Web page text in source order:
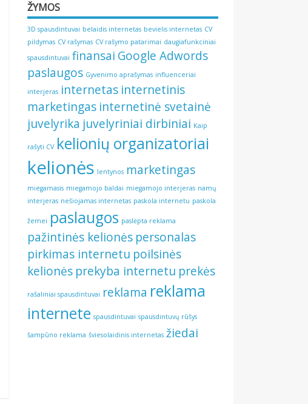
ŽYMOS
3D spausdintuvai belaidis internetas bevielis internetas CV
pildymas CV rašymas CV rašymo patarimai daugiafunkciniai
spausdintuvai finansai Google Adwords
paslaugos Gyvenimo aprašymas influenceriai
interjeras internetas internetinis
marketingas internetinė svetainė
juvelyrika juvelyriniai dirbiniai Kaip
rašyti CV kelionių organizatoriai
kelionės lentynos marketingas
miegamasis miegamojo baldai miegamojo interjeras namų
interjeras nešiojamas internetas paskola internetu paskola
žemei paslaugos paslėpta reklama
pažintinės kelionės personalas
pirkimas internetu poilsinės
kelionės prekyba internetu prekės
rašaliniai spausdintuvai reklama reklama
internete spausdintuvai spausdintuvų rūšys
šampūno reklama šviesolaidinis internetas žiedai